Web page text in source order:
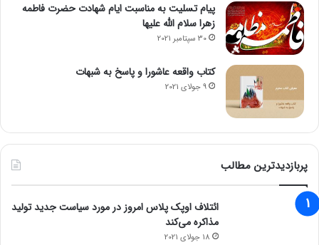
پیام تسلیت به مناسبت ایام شهادت حضرت فاطمه
زهرا سلام الله علیها
30 سپتامبر 2021
کتاب واقعه عاشورا و پاسخ به شبهات
9 جولای 2021
پربازدیدترین مطالب
ائتلاف اوپک پلاس امروز در مورد سیاست جدید تولید
مذاکره می‌کند
18 جولای 2021